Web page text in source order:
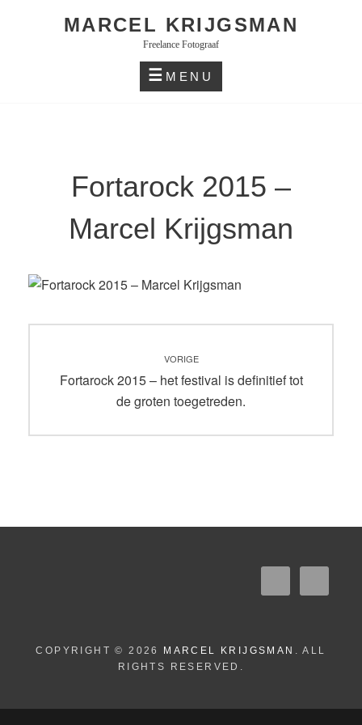
MARCEL KRIJGSMAN
Freelance Fotograaf
MENU
Fortarock 2015 –
Marcel Krijgsman
navigatie
VORIGE
Vorig
Fortarock 2015 – het festival is definitief tot
de groten toegetreden.
COPYRIGHT © 2026 MARCEL KRIJGSMAN . ALL
RIGHTS RESERVED.